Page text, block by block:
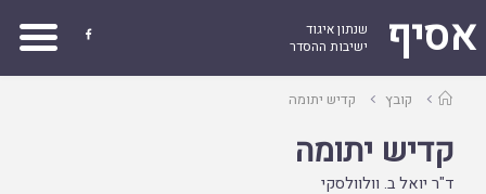
אסיף
שנתון איגוד
ישיבות ההסדר

עמודקובץ קדיש יתומה
קדיש יתומה
ד"ר יואל ב. וולוולסקי